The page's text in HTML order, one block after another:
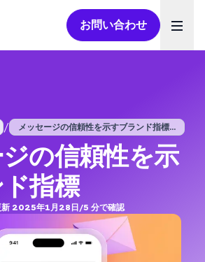
お問い合わせ
/ メッセージの信頼性を示すブランド指標...
の信頼性を示
指標
新 2025年1月28日/5 分で確認